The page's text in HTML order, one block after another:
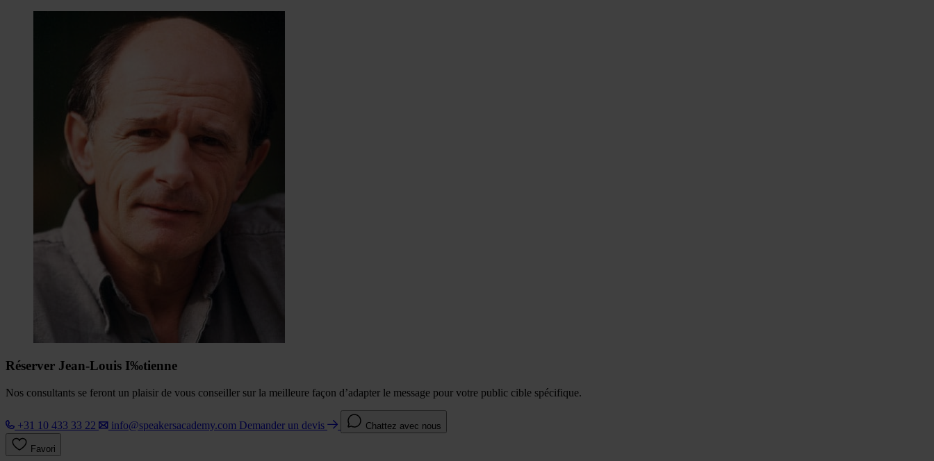
Réserver Jean-Louis I‰tienne
Nos consultants se feront un plaisir de vous conseiller sur la meilleure façon d’adapter le message pour votre public cible spécifique.
+31 10 433 33 22 info@speakersacademy.com Demander un devis Chattez avec nous
Favori